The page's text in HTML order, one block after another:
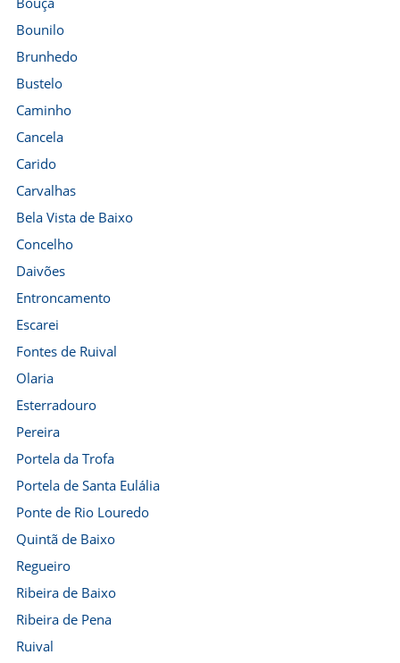
Bounilo
Brunhedo
Bustelo
Caminho
Cancela
Carido
Carvalhas
Bela Vista de Baixo
Concelho
Daivões
Entroncamento
Escarei
Fontes de Ruival
Olaria
Esterradouro
Pereira
Portela da Trofa
Portela de Santa Eulália
Ponte de Rio Louredo
Quintã de Baixo
Regueiro
Ribeira de Baixo
Ribeira de Pena
Ruival